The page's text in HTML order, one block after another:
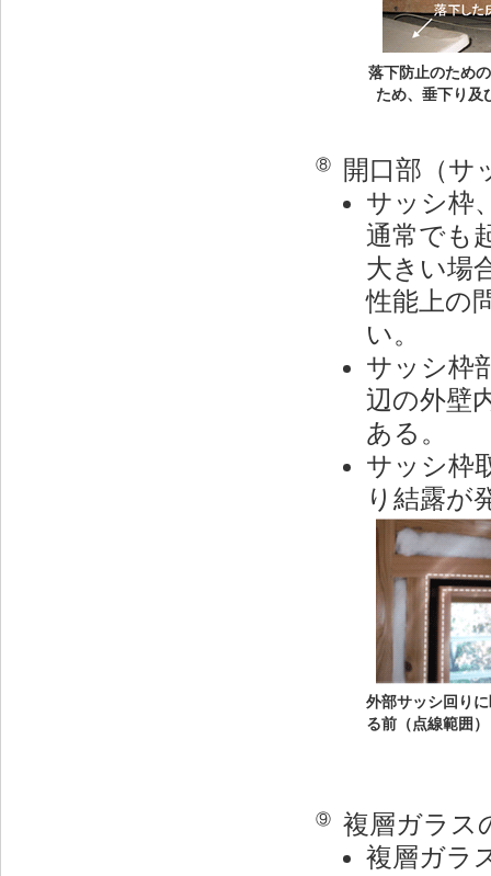
落下防止のため
ため、垂下り及
⑧
開口部（サ
サッシ枠
通常でも
大きい場
性能上の
い。
サッシ枠
辺の外壁
ある。
サッシ枠
り結露が
外部サッシ回り
る前（点線範囲）
⑨
複層ガラス
複層ガラ